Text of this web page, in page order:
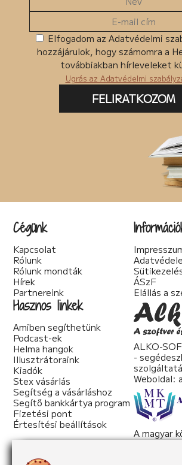
Elfogadom az Adatvédelmi
hozzájárulok, hogy számomra a
továbbiakban hírleveleket
Ugrás az Adatvédelmi
FELIRATKOZOM
Cégünk
Kapcsolat
Rólunk
Rólunk mondták
Hírek
Partnereink
ÁSzF
Elállás a
Hasznos linkek
Amiben segíthetünk
Podcast-ek
Helma hangok
Illusztrátoraink
Kiadók
Stex vásárlás
Segítség a vásárláshoz
Segítő bankkártya program
Fizetési pont
Értesítési beállítások
ALKO-
-
Weboldal:
A magyar
termék